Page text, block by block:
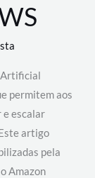
Artificial
permitem aos
e escalar
artigo
pela
Amazon